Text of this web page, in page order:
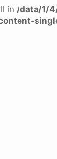
in /data/1/